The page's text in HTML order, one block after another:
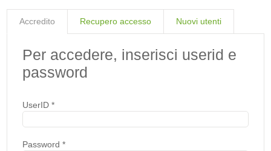
Accredito Recupero accesso Nuovi utenti
Per accedere, inserisci userid e
password
UserID*
Password*